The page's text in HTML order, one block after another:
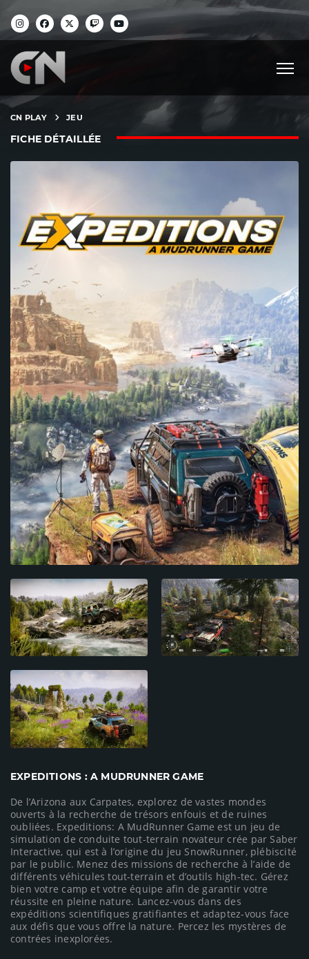
CN PLAY JEU
FICHE DÉTAILLÉE
EXPEDITIONS : A MUDRUNNER GAME
De l’Arizona aux Carpates, explorez de vastes mondes
ouverts à la recherche de trésors enfouis et de ruines
oubliées. Expeditions: A MudRunner Game est un jeu de
simulation de conduite tout-terrain novateur crée par Saber
Interactive, qui est à l’origine du jeu SnowRunner, plébiscité
par le public. Menez des missions de recherche à l’aide de
différents véhicules tout-terrain et d’outils high-tec. Gérez
bien votre camp et votre équipe afin de garantir votre
réussite en pleine nature. Lancez-vous dans des
expéditions scientifiques gratifiantes et adaptez-vous face
aux défis que vous offre la nature. Percez les mystères de
contrées inexplorées.